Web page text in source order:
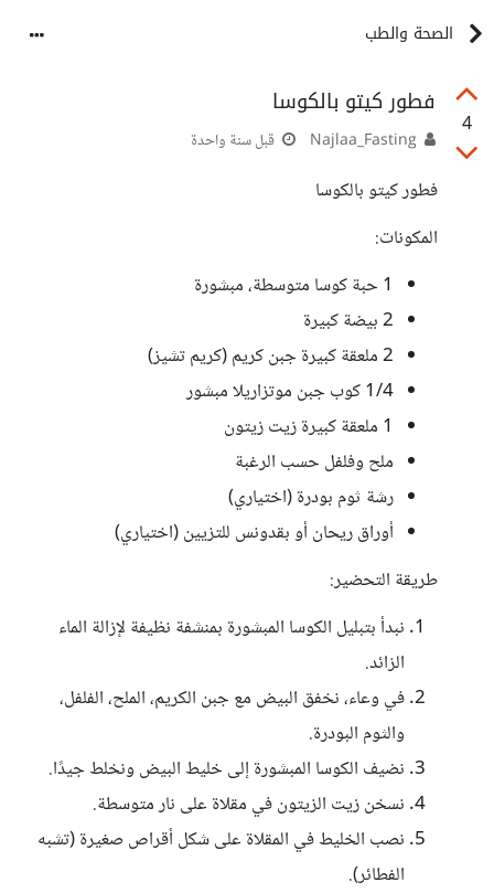
الصحة والطب
4
فطور كيتو بالكوسا
قبل سنة واحدة
فطور كيتو بالكوسا
المكونات:
1 حبة كوسا متوسطة، مبشورة
2 بيضة كبيرة
2 ملعقة كبيرة جبن كريم (كريم تشيز)
1/4 كوب جبن موتزاريلا مبشور
1 ملعقة كبيرة زيت زيتون
ملح وفلفل حسب الرغبة
رشة ثوم بودرة (اختياري)
أوراق ريحان أو بقدونس للتزيين (اختياري)
طريقة التحضير:
نبدأ بتبليل الكوسا المبشورة بمنشفة نظيفة لإزالة الماء
الزائد.
في وعاء، نخفق البيض مع جبن الكريم، الملح، الفلفل،
والثوم البودرة.
نضيف الكوسا المبشورة إلى خليط البيض ونخلط جيدًا.
نسخن زيت الزيتون في مقلاة على نار متوسطة.
نصب الخليط في المقلاة على شكل أقراص صغيرة (تشبه
الفطائر).